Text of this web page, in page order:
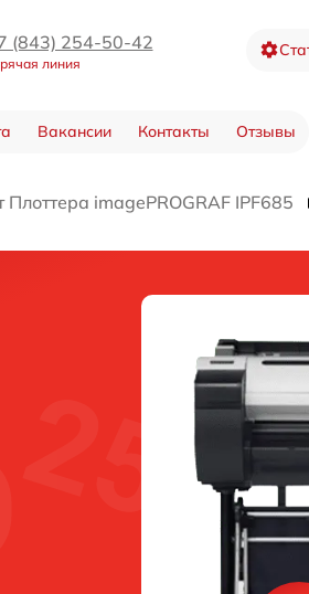
(843) 254-50-42
линия
Вакансии Контакты Отзывы
Плоттера imagePROGRAF IPF685